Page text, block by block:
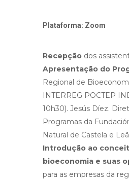
Plataforma: Zoom
Recepção dos
Apresentação do
Regional de
INTERREG POCTEP
10h30). Jesús Díez.
Programas da
Natural de Castela e
Introdução ao
bioeconomia e suas
para as empresas da